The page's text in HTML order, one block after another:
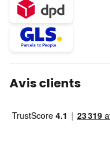
Avis clients